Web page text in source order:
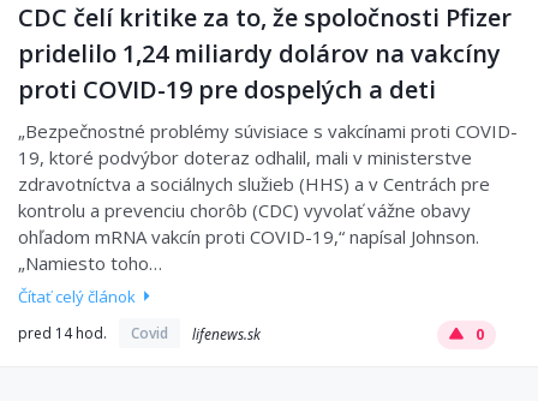
CDC čelí kritike za to, že spoločnosti Pfizer
pridelilo 1,24 miliardy dolárov na vakcíny
proti COVID-19 pre dospelých a deti
„Bezpečnostné problémy súvisiace s vakcínami proti COVID-
19, ktoré podvýbor doteraz odhalil, mali v ministerstve
zdravotníctva a sociálnych služieb (HHS) a v Centrách pre
kontrolu a prevenciu chorôb (CDC) vyvolať vážne obavy
ohľadom mRNA vakcín proti COVID-19,“ napísal Johnson.
„Namiesto toho…
Čítať celý článok
pred 14 hod. Covid lifenews.sk 0